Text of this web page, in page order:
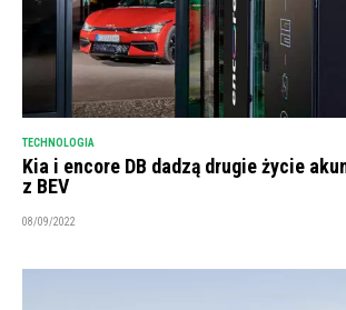
TECHNOLOGIA
Kia i encore DB dadzą drugie życie
z BEV
08/09/2022